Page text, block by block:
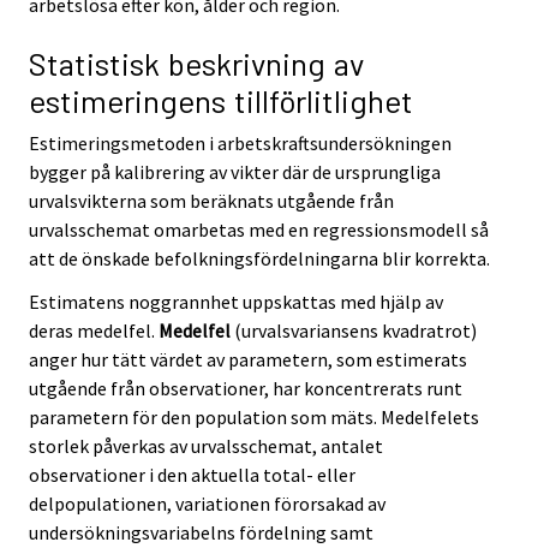
Statistisk beskrivning av
estimeringens tillförlitlighet
Estimeringsmetoden i arbetskraftsundersökningen
bygger på kalibrering av vikter där de ursprungliga
urvalsvikterna som beräknats utgående från
urvalsschemat omarbetas med en regressionsmodell så
att de önskade befolkningsfördelningarna blir korrekta.
Estimatens noggrannhet uppskattas med hjälp av
deras medelfel. Medelfel (urvalsvariansens kvadratrot)
anger hur tätt värdet av parametern, som estimerats
utgående från observationer, har koncentrerats runt
parametern för den population som mäts. Medelfelets
storlek påverkas av urvalsschemat, antalet
observationer i den aktuella total- eller
delpopulationen, variationen förorsakad av
undersökningsvariabelns fördelning samt